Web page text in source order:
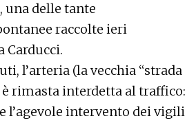
una delle tante
raccolte ieri
Carducci.
l’arteria (la vecchia “strada
rimasta interdetta al traffico:
l’agevole intervento dei vigili